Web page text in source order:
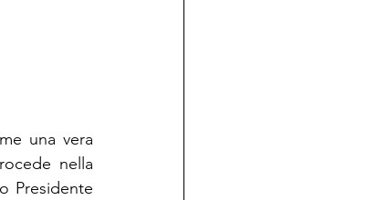
una vera
nella
Presidente